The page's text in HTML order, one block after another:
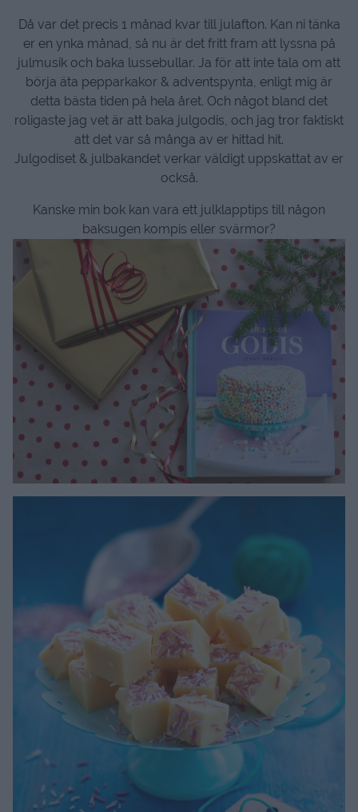
Då var det precis 1 månad kvar till julafton. Kan ni tänka
er en ynka månad, så nu är det fritt fram att lyssna på
julmusik och baka lussebullar. Ja för att inte tala om att
börja äta pepparkakor & adventspynta, enligt mig är
detta bästa tiden på hela året. Och något bland det
roligaste jag vet är att baka julgodis, och jag tror faktiskt
att det var så många av er hittad hit.
Julgodiset & julbakandet verkar väldigt uppskattat av er
också.
Kanske min bok kan vara ett julklapptips till någon
baksugen kompis eller svärmor?